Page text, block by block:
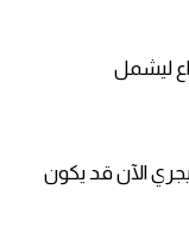
ليشمل
الآن قد يكون